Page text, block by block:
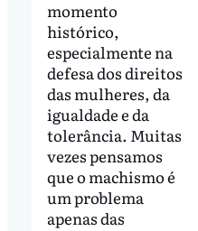
momento
histórico,
especialmente na
defesa dos direitos
das mulheres, da
igualdade e da
tolerância. Muitas
vezes pensamos
que o machismo é
um problema
apenas das